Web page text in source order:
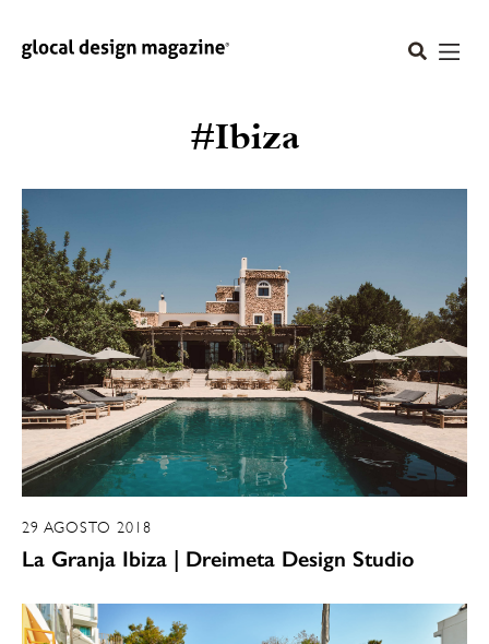
#Ibiza
29 AGOSTO 2018
La Granja Ibiza | Dreimeta Design Studio